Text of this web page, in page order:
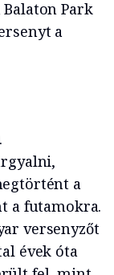
Park
a
a
a futamokra.
versenyzőt
évek óta